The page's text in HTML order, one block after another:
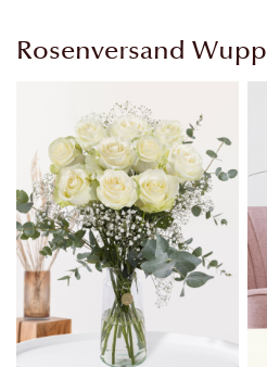
Rosenversand